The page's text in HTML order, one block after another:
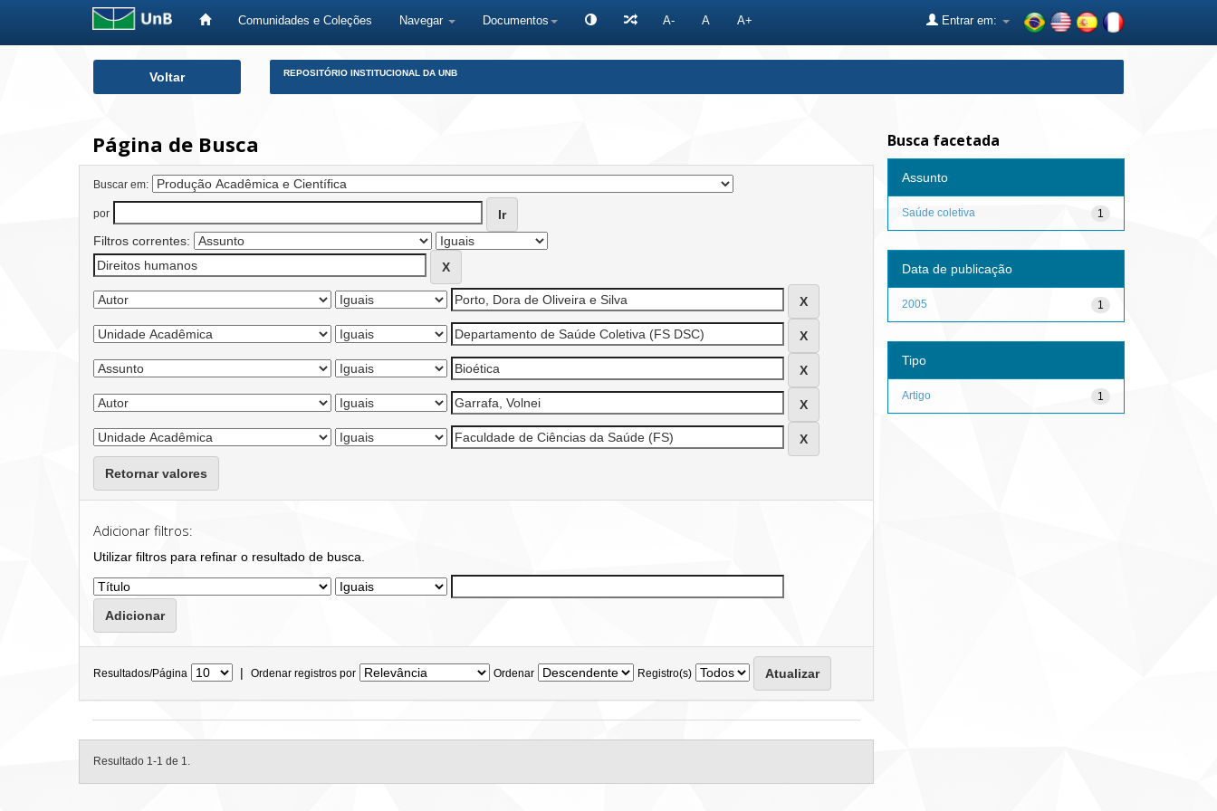
Comunidades e Coleções Navegar Documentos A- A A+ Entrar em:
Voltar REPOSITÓRIO INSTITUCIONAL DA UNB
Página de Busca
Buscar em:
por
Filtros correntes:
Retornar valores
Adicionar filtros:
Utilizar filtros para refinar o resultado de busca.
Resultados/Página | Ordenar registros por Ordenar Registro(s)
Resultado 1-1 de 1.
Busca facetada
Assunto
1
Saúde coletiva
Data de publicação
1
2005
Tipo
1
Artigo